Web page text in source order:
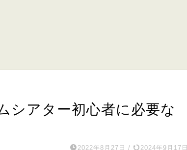
シアター初心者に必要な
2022年8月27日 / 2024年9月17日